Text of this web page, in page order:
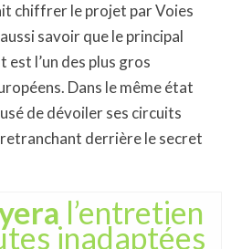
chiffrer le projet par Voies
savoir que le principal
est l’un des plus gros
Dans le même état
de dévoiler ses circuits
derrière le secret
l’entretien
inadaptées